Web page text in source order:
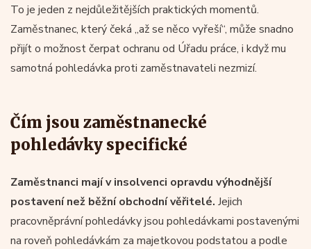
To je jeden z nejdůležitějších praktických momentů.
Zaměstnanec, který čeká „až se něco vyřeší“, může snadno
přijít o možnost čerpat ochranu od Úřadu práce, i když mu
samotná pohledávka proti zaměstnavateli nezmizí.
Čím jsou zaměstnanecké
pohledávky specifické
Zaměstnanci mají v insolvenci opravdu výhodnější
postavení než běžní obchodní věřitelé. Jejich
pracovněprávní pohledávky jsou pohledávkami postavenými
na roveň pohledávkám za majetkovou podstatou a podle